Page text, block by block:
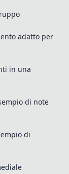
adatto per
in una
di note
di